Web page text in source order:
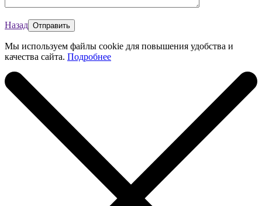
Назад
Мы используем файлы cookie для повышения удобства и
качества сайта. Подробнее